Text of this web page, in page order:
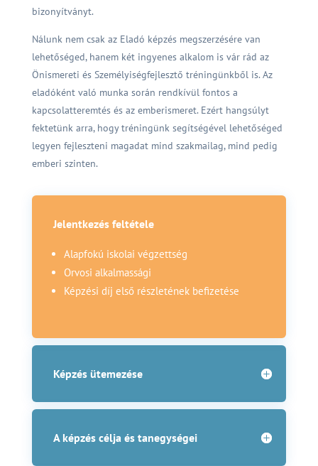
bizonyítványt.
Nálunk nem csak az Eladó képzés megszerzésére van
lehetőséged, hanem két ingyenes alkalom is vár rád az
Önismereti és Személyiségfejlesztő tréningünkből is. Az
eladóként való munka során rendkívül fontos a
kapcsolatteremtés és az emberismeret. Ezért hangsúlyt
fektetünk arra, hogy tréningünk segítségével lehetőséged
legyen fejleszteni magadat mind szakmailag, mind pedig
emberi szinten.
Jelentkezés feltétele
Alapfokú iskolai végzettség
Orvosi alkalmassági
Képzési díj első részletének befizetése
Képzés ütemezése
A képzés célja és tanegységei